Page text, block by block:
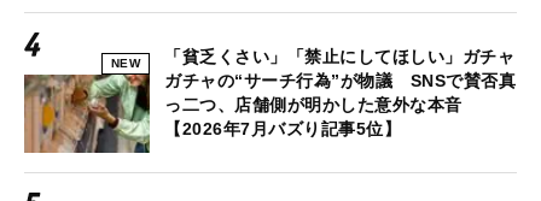
NEW
「貧乏くさい」「禁止にしてほしい」ガチャ
ガチャの“サーチ行為”が物議 SNSで賛否真
っ二つ、店舗側が明かした意外な本音
【2026年7月バズり記事5位】